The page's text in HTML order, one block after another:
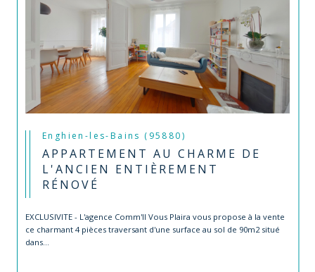
Enghien-les-Bains (95880)
APPARTEMENT AU CHARME DE
L'ANCIEN ENTIÈREMENT
RÉNOVÉ
EXCLUSIVITE - L'agence Comm'Il Vous Plaira vous propose à la vente
ce charmant 4 pièces traversant d'une surface au sol de 90m2 situé
dans...